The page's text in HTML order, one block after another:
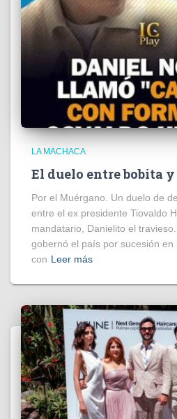
LA MACHACA
El duelo entre bobita
Por el Muérgano. Un duelo de
entre el ex presidente Tiovaldo
mandatario, Danielito el
gobernó el país por sucesión
con Leer más